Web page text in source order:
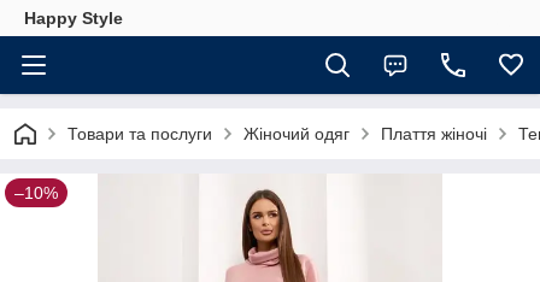
Happy Style
Товари та послуги Жіночий одяг Плаття жіночі
–10%